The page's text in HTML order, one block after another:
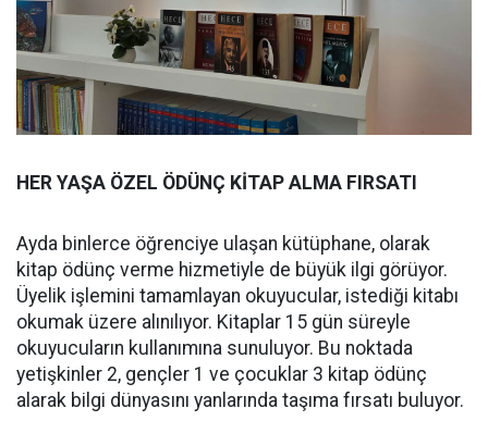
HER YAŞA ÖZEL ÖDÜNÇ KİTAP ALMA FIRSATI
Ayda binlerce öğrenciye ulaşan kütüphane, olarak
kitap ödünç verme hizmetiyle de büyük ilgi görüyor.
Üyelik işlemini tamamlayan okuyucular, istediği kitabı
okumak üzere alınılıyor. Kitaplar 15 gün süreyle
okuyucuların kullanımına sunuluyor. Bu noktada
yetişkinler 2, gençler 1 ve çocuklar 3 kitap ödünç
alarak bilgi dünyasını yanlarında taşıma fırsatı buluyor.